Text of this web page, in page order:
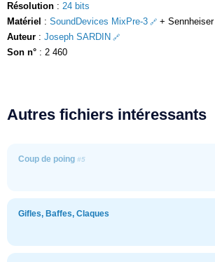
Résolution : 24 bits
Matériel : SoundDevices MixPre-3
+ Sennheiser
Auteur : Joseph SARDIN
Son n° : 2 460
Autres fichiers intéressants
Coup de poing #5
Gifles, Baffes, Claques